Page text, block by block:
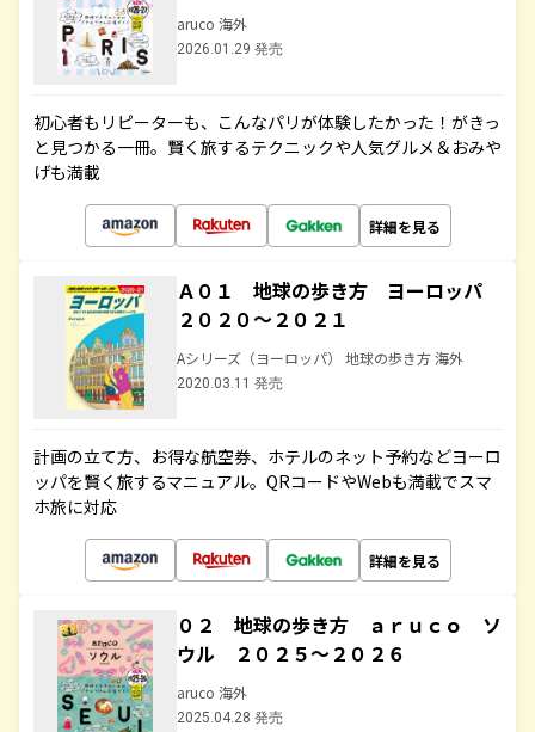
aruco 海外
2026.01.29 発売
初心者もリピーターも、こんなパリが体験したかった！がきっ
と見つかる一冊。賢く旅するテクニックや人気グルメ＆おみや
げも満載
詳細を見る
Ａ０１ 地球の歩き方 ヨーロッパ
２０２０～２０２１
Aシリーズ（ヨーロッパ） 地球の歩き方 海外
2020.03.11 発売
計画の立て方、お得な航空券、ホテルのネット予約などヨーロ
ッパを賢く旅するマニュアル。QRコードやWebも満載でスマ
ホ旅に対応
詳細を見る
０２ 地球の歩き方 ａｒｕｃｏ ソ
ウル ２０２５～２０２６
aruco 海外
2025.04.28 発売